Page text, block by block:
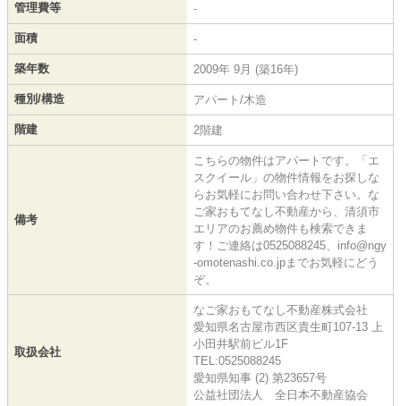
管理費等 -
面積 -
築年数 2009年 9月 (築16年)
種別/構造 アパート/木造
階建 2階建
備考
こちらの物件はアパートです。「エ
スクイール」の物件情報をお探しな
らお気軽にお問い合わせ下さい。な
ご家おもてなし不動産から、清須市
エリアのお薦め物件も検索できま
す！ご連絡は0525088245、info@ngy
-omotenashi.co.jpまでお気軽にどう
ぞ。
取扱会社
なご家おもてなし不動産株式会社
愛知県名古屋市西区貴生町107-13 上
小田井駅前ビル1F
TEL:0525088245
愛知県知事 (2) 第23657号
公益社団法人 全日本不動産協会